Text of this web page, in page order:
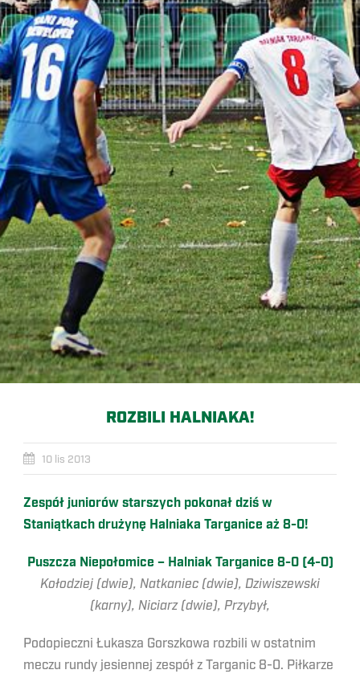
ROZBILI HALNIAKA!
10 lis 2013
Zespół juniorów starszych pokonał dziś w
Staniątkach drużynę Halniaka Targanice aż 8-0!
Puszcza Niepołomice – Halniak Targanice 8-0 (4-0)
Kołodziej (dwie), Natkaniec (dwie), Dziwiszewski
(karny), Niciarz (dwie), Przybył,
Podopieczni Łukasza Gorszkowa rozbili w ostatnim
meczu rundy jesiennej zespół z Targanic 8-0. Piłkarze